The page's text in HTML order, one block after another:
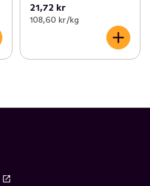
21,72 kr
108,60 kr /kg